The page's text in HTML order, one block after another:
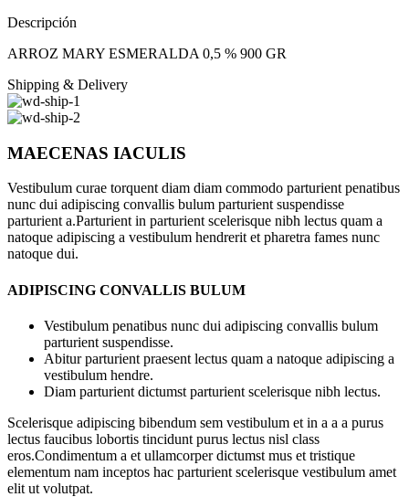
Descripción
ARROZ MARY ESMERALDA 0,5 % 900 GR
Shipping & Delivery
MAECENAS IACULIS
Vestibulum curae torquent diam diam commodo parturient penatibus
nunc dui adipiscing convallis bulum parturient suspendisse
parturient a.Parturient in parturient scelerisque nibh lectus quam a
natoque adipiscing a vestibulum hendrerit et pharetra fames nunc
natoque dui.
ADIPISCING CONVALLIS BULUM
Vestibulum penatibus nunc dui adipiscing convallis bulum
parturient suspendisse.
Abitur parturient praesent lectus quam a natoque adipiscing a
vestibulum hendre.
Diam parturient dictumst parturient scelerisque nibh lectus.
Scelerisque adipiscing bibendum sem vestibulum et in a a a purus
lectus faucibus lobortis tincidunt purus lectus nisl class
eros.Condimentum a et ullamcorper dictumst mus et tristique
elementum nam inceptos hac parturient scelerisque vestibulum amet
elit ut volutpat.